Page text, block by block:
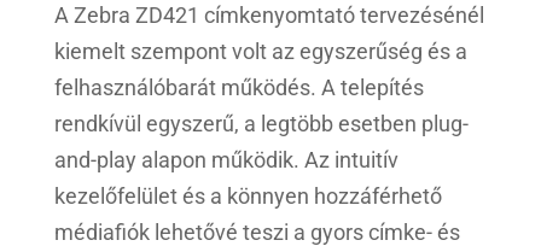
A Zebra ZD421 címkenyomtató tervezésénél
kiemelt szempont volt az egyszerűség és a
felhasználóbarát működés. A telepítés
rendkívül egyszerű, a legtöbb esetben plug-
and-play alapon működik. Az intuitív
kezelőfelület és a könnyen hozzáférhető
médiafiók lehetővé teszi a gyors címke- és